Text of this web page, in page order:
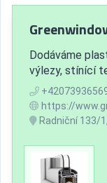
Dodáváme
výlezy, stínící
https://
Radniční 133/